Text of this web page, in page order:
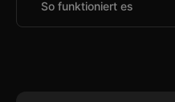
So funktioniert es